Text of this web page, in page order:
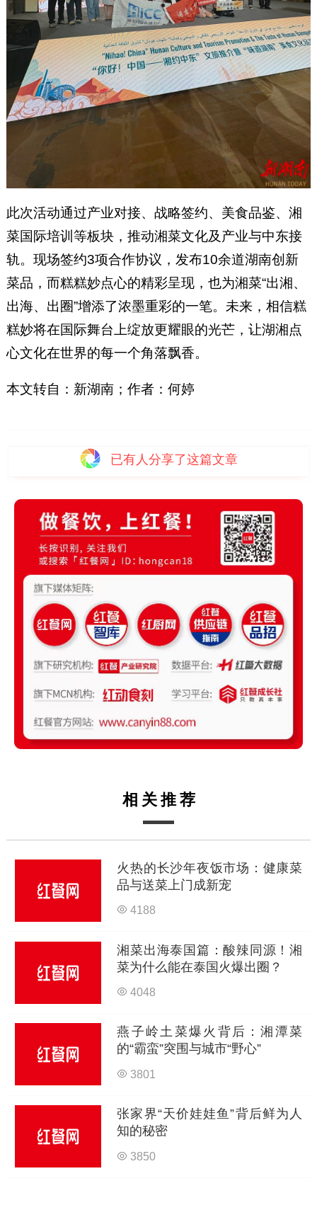
此次活动通过产业对接、战略签约、美食品鉴、湘
菜国际培训等板块，推动湘菜文化及产业与中东接
轨。现场签约3项合作协议，发布10余道湖南创新
菜品，而糕糕妙点心的精彩呈现，也为湘菜“出湘、
出海、出圈”增添了浓墨重彩的一笔。未来，相信糕
糕妙将在国际舞台上绽放更耀眼的光芒，让湖湘点
心文化在世界的每一个角落飘香。
本文转自：新湖南；作者：何婷
已有 人分享了这篇文章
相关推荐
火热的长沙年夜饭市场：健康菜
品与送菜上门成新宠
4188
湘菜出海泰国篇：酸辣同源！湘
菜为什么能在泰国火爆出圈？
4048
燕子岭土菜爆火背后：湘潭菜
的“霸蛮”突围与城市“野心”
3801
张家界“天价娃娃鱼”背后鲜为人
知的秘密
3850